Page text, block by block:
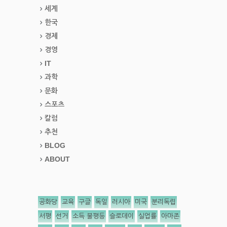
세계
한국
경제
경영
IT
과학
문화
스포츠
칼럼
추천
BLOG
ABOUT
공화당 교육 구글 독일 러시아 미국 분리독립
서평 선거 소득 불평등 슬로데이 실업률 아마존